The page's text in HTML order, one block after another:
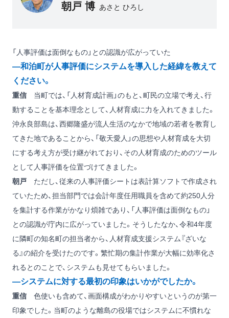
朝戸 博 あさと ひろし
「人事評価は面倒なもの」との認識が広がっていた
―和泊町が人事評価にシステムを導入した経緯を教えて
ください。
重信 当町では、「人材育成計画」のもと、町民の立場で考え、行
動することを基本理念として、人材育成に力を入れてきました。
沖永良部島は、西郷隆盛が流人生活のなかで地域の若者を教育し
てきた地であることから、「敬天愛人」の思想や人材育成を大切
にする考え方が受け継がれており、その人材育成のためのツール
として人事評価を位置づけてきました。
朝戸 ただし、従来の人事評価シートは表計算ソフトで作成され
ていたため、担当部門では会計年度任用職員を含めて約250人分
を集計する作業がかなり煩雑であり、「人事評価は面倒なもの」
との認識が庁内に広がっていました。そうしたなか、令和4年度
に隣町の知名町の担当者から、人材育成支援システム『ざいな
る』の紹介を受けたのです。繁忙期の集計作業が大幅に効率化さ
れるとのことで、システムも見せてもらいました。
―システムに対する最初の印象はいかがでしたか。
重信 色使いも含めて、画面構成がわかりやすいというのが第一
印象でした。当町のような離島の役場ではシステムに不慣れな